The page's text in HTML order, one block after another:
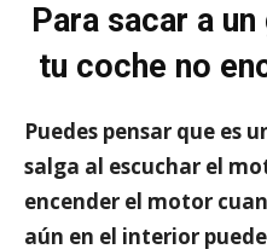
Para sacar a
tu coche no
Puedes pensar que es
salga al escuchar el
encender el motor
aún en el interior